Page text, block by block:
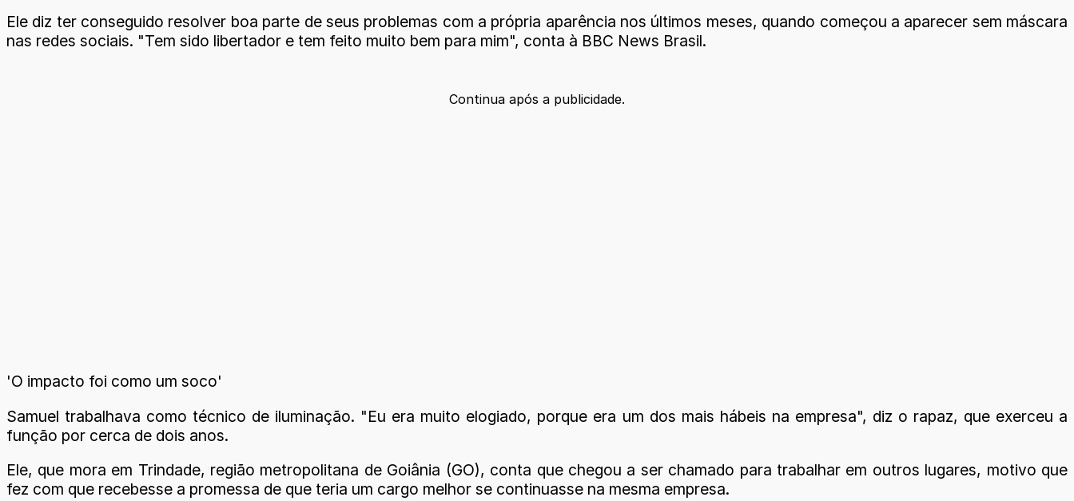
Ele diz ter conseguido resolver boa parte de seus problemas com a própria aparência nos últimos meses, quando começou a aparecer sem máscara
nas redes sociais. "Tem sido libertador e tem feito muito bem para mim", conta à BBC News Brasil.
Continua após a publicidade.
'O impacto foi como um soco'
Samuel trabalhava como técnico de iluminação. "Eu era muito elogiado, porque era um dos mais hábeis na empresa", diz o rapaz, que exerceu a
função por cerca de dois anos.
Ele, que mora em Trindade, região metropolitana de Goiânia (GO), conta que chegou a ser chamado para trabalhar em outros lugares, motivo que
fez com que recebesse a promessa de que teria um cargo melhor se continuasse na mesma empresa.